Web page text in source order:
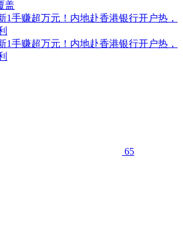
1手赚超万元！内地赴香港银行开户热，
1手赚超万元！内地赴香港银行开户热，
65